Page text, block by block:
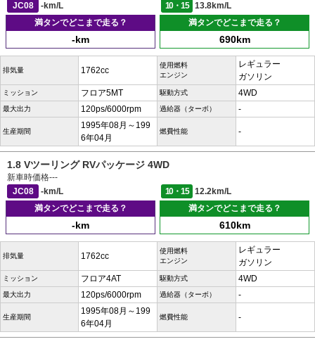
JC08
-km/L 10・15
13.8km/L
満タンでどこまで走る？
-km
満タンでどこまで走る？
690km
排気量 1762cc
使用燃料
エンジン
レギュラー
ガソリン
ミッション フロア5MT 駆動方式 4WD
最大出力 120ps/6000rpm 過給器（ターボ） -
生産期間
1995年08月～199
6年04月
燃費性能 -
1.8 Vツーリング RVパッケージ 4WD
新車時価格---
JC08
-km/L 10・15
12.2km/L
満タンでどこまで走る？
-km
満タンでどこまで走る？
610km
排気量 1762cc
使用燃料
エンジン
レギュラー
ガソリン
ミッション フロア4AT 駆動方式 4WD
最大出力 120ps/6000rpm 過給器（ターボ） -
生産期間
1995年08月～199
6年04月
燃費性能 -